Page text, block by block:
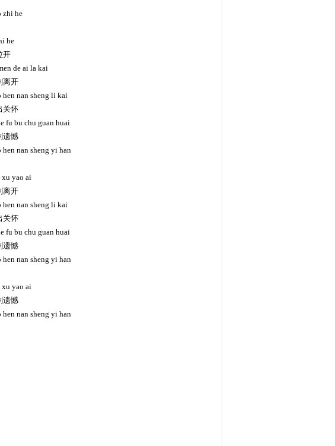
zhi he
he
开
de ai la kai
离开
nan sheng li kai
关怀
fu bu chu guan huai
遗憾
nan sheng yi han
yao ai
离开
nan sheng li kai
关怀
fu bu chu guan huai
遗憾
nan sheng yi han
yao ai
遗憾
nan sheng yi han